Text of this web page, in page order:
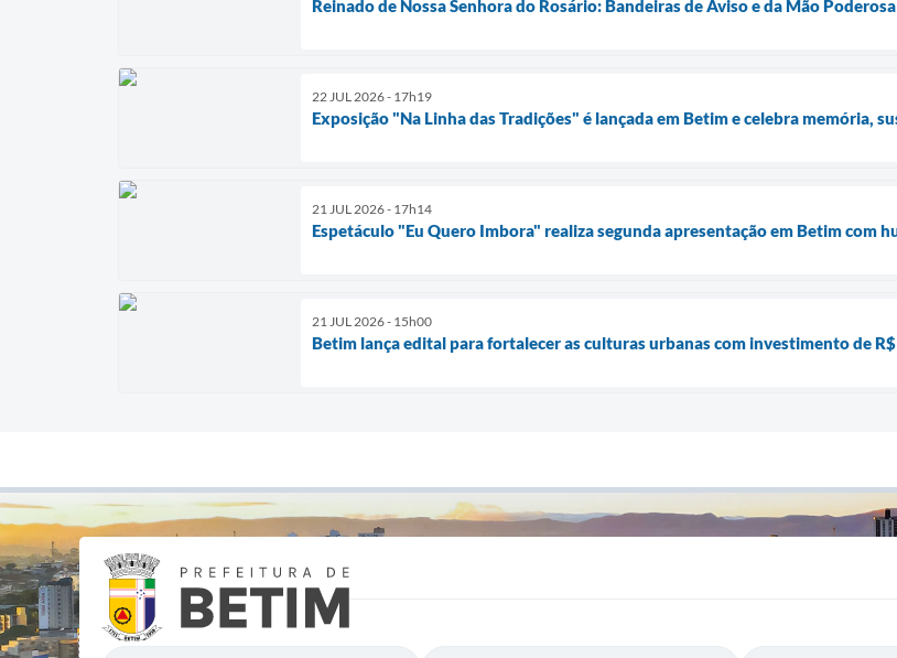
Reinado de Nossa Senhora do Rosário: Bandeiras de Aviso e da Mão
22 JUL 2026 - 17h19
Exposição "Na Linha das Tradições" é lançada em Betim e celebra memória,
21 JUL 2026 - 17h14
Espetáculo "Eu Quero Imbora" realiza segunda apresentação em Betim com
21 JUL 2026 - 15h00
Betim lança edital para fortalecer as culturas urbanas com investimento de